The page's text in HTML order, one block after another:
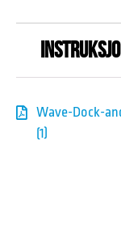
Wave-Dock-
(1)